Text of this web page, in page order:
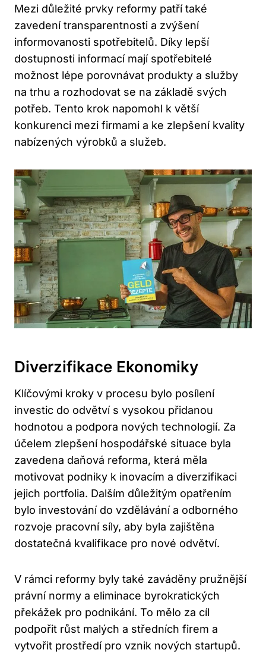
Mezi důležité prvky reformy patří také
zavedení transparentnosti a zvýšení
informovanosti spotřebitelů. Díky lepší
dostupnosti informací mají spotřebitelé
možnost lépe porovnávat produkty a služby
na trhu a rozhodovat se na základě svých
potřeb. Tento krok napomohl k větší
konkurenci mezi firmami a ke zlepšení kvality
nabízených výrobků a služeb.
Diverzifikace Ekonomiky
Klíčovými kroky v procesu bylo posílení
investic do odvětví s vysokou přidanou
hodnotou a podpora nových technologií. Za
účelem zlepšení hospodářské situace byla
zavedena daňová reforma, která měla
motivovat podniky k inovacím a diverzifikaci
jejich portfolia. Dalším důležitým opatřením
bylo investování do vzdělávání a odborného
rozvoje pracovní síly, aby byla zajištěna
dostatečná kvalifikace pro nové odvětví.
V rámci reformy byly také zaváděny pružnější
právní normy a eliminace byrokratických
překážek pro podnikání. To mělo za cíl
podpořit růst malých a středních firem a
vytvořit prostředí pro vznik nových startupů.